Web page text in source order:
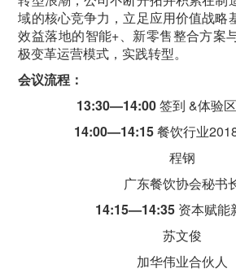
域的核心竞争力，立足应用价值战略
效益落地的智能+、新零售整合方案
极变革运营模式，实践转型。
会议流程：
13:30—14:00签到 &体验
14:00—14:15餐饮行业
程钢
广东餐饮协会秘书
14:15—14:35 资本赋能
苏文俊
加华伟业合伙人